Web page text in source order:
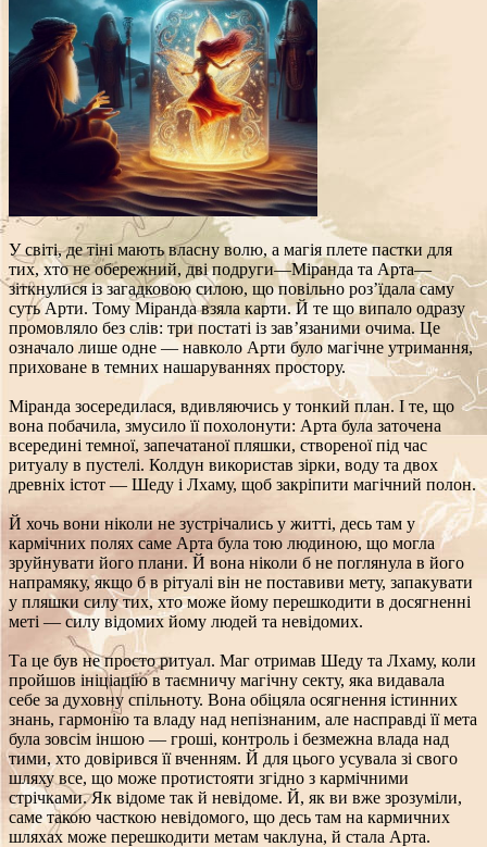
У світі, де тіні мають власну волю, а магія плете пастки для
тих, хто не обережний, дві подруги—Міранда та Арта—
зіткнулися із загадковою силою, що повільно роз’їдала саму
суть Арти. Тому Міранда взяла карти. Й те що випало одразу
промовляло без слів: три постаті із зав’язаними очима. Це
означало лише одне — навколо Арти було магічне утримання,
приховане в темних нашаруваннях простору.
Міранда зосередилася, вдивляючись у тонкий план. І те, що
вона побачила, змусило її похолонути: Арта була заточена
всередині темної, запечатаної пляшки, створеної під час
ритуалу в пустелі. Колдун використав зірки, воду та двох
древніх істот — Шеду і Лхаму, щоб закріпити магічний полон.
Й хочь вони ніколи не зустрічались у житті, десь там у
кармічних полях саме Арта була тою людиною, що могла
зруйнувати його плани. Й вона ніколи б не поглянула в його
напрамяку, якщо б в рітуалі він не поставиви мету, запакувати
у пляшки силу тих, хто може йому перешкодити в досягненні
меті — силу відомих йому людей та невідомих.
Та це був не просто ритуал. Маг отримав Шеду та Лхаму, коли
пройшов ініціацію в таємничу магічну секту, яка видавала
себе за духовну спільноту. Вона обіцяла осягнення істинних
знань, гармонію та владу над непізнаним, але насправді її мета
була зовсім іншою — гроші, контроль і безмежна влада над
тими, хто довірився її вченням. Й для цього усувала зі свого
шляху все, що може протистояти згідно з кармічними
стрічками. Як відоме так й невідоме. Й, як ви вже зрозуміли,
саме такою часткою невідомого, що десь там на кармичних
шляхах може перешкодити метам чаклуна, й стала Арта.